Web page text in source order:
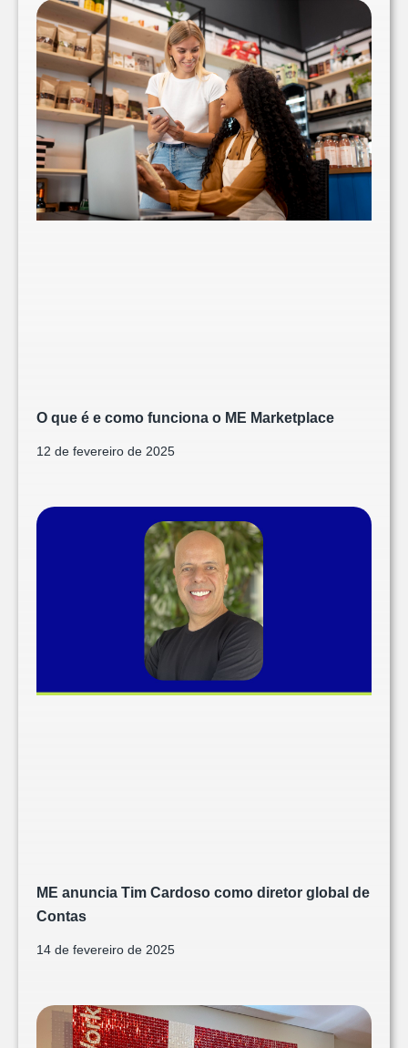
O que é e como funciona o ME Marketplace
12 de fevereiro de 2025
ME anuncia Tim Cardoso como diretor global de
Contas
14 de fevereiro de 2025